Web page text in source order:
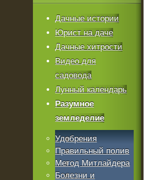
Дачные истории
Юрист на даче
Дачные хитрости
Видео для
садовода
Лунный календарь
Разумное
земледелие
Удобрения
Правильный полив
Метод Митлайдера
Болезни и